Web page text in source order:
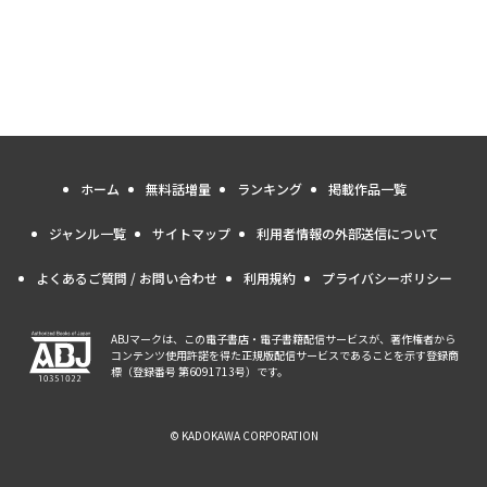
ホーム 無料話増量 ランキング 掲載作品一覧
ジャンル一覧 サイトマップ 利用者情報の外部送信について
よくあるご質問 / お問い合わせ 利用規約 プライバシーポリシー
ABJマークは、この電子書店・電子書籍配信サービスが、著作権者から
コンテンツ使用許諾を得た正規版配信サービスであることを示す登録商
標（登録番号 第6091713号）です。
© KADOKAWA CORPORATION